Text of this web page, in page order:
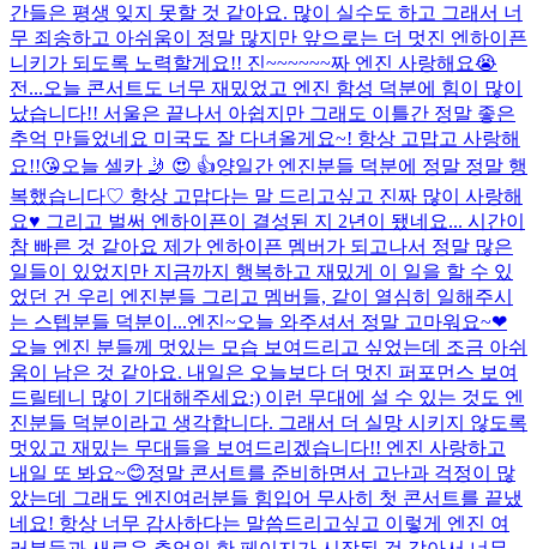
간들은 평생 잊지 못할 것 같아요. 많이 실수도 하고 그래서 너
무 죄송하고 아쉬움이 정말 많지만 앞으로는 더 멋진 엔하이픈
니키가 되도록 노력할게요!! 진~~~~~~짜 엔진 사랑해요😭
전...오늘 콘서트도 너무 재밌었고 엔진 함성 덕분에 힘이 많이
났습니다!! 서울은 끝나서 아쉽지만 그래도 이틀간 정말 좋은
추억 만들었네요 미국도 잘 다녀올게요~! 항상 고맙고 사랑해
요!!😘오늘 셀카 🤳 😍 👍양일간 엔진분들 덕분에 정말 정말 행
복했습니다♡ 항상 고맙다는 말 드리고싶고 진짜 많이 사랑해
요♥️ 그리고 벌써 엔하이픈이 결성된 지 2년이 됐네요... 시간이
참 빠른 것 같아요 제가 엔하이픈 멤버가 되고나서 정말 많은
일들이 있었지만 지금까지 행복하고 재밌게 이 일을 할 수 있
었던 건 우리 엔진분들 그리고 멤버들, 같이 열심히 일해주시
는 스텝분들 덕분이...엔진~오늘 와주셔서 정말 고마워요~❤︎
오늘 엔진 분들께 멋있는 모습 보여드리고 싶었는데 조금 아쉬
움이 남은 것 같아요. 내일은 오늘보다 더 멋진 퍼포먼스 보여
드릴테니 많이 기대해주세요:) 이런 무대에 설 수 있는 것도 엔
진분들 덕분이라고 생각합니다. 그래서 더 실망 시키지 않도록
멋있고 재밌는 무대들을 보여드리겠습니다!! 엔진 사랑하고
내일 또 봐요~😊정말 콘서트를 준비하면서 고난과 걱정이 많
았는데 그래도 엔진여러분들 힘입어 무사히 첫 콘서트를 끝냈
네요! 항상 너무 감사하다는 말씀드리고싶고 이렇게 엔진 여